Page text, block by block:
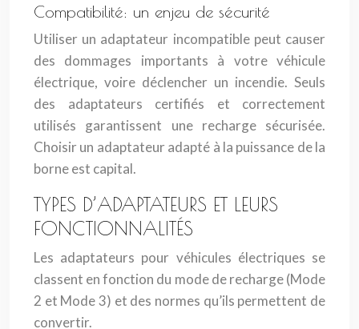
Compatibilité: un enjeu de sécurité
Utiliser un adaptateur incompatible peut causer
des dommages importants à votre véhicule
électrique, voire déclencher un incendie. Seuls
des adaptateurs certifiés et correctement
utilisés garantissent une recharge sécurisée.
Choisir un adaptateur adapté à la puissance de la
borne est capital.
TYPES D’ADAPTATEURS ET LEURS
FONCTIONNALITÉS
Les adaptateurs pour véhicules électriques se
classent en fonction du mode de recharge (Mode
2 et Mode 3) et des normes qu’ils permettent de
convertir.